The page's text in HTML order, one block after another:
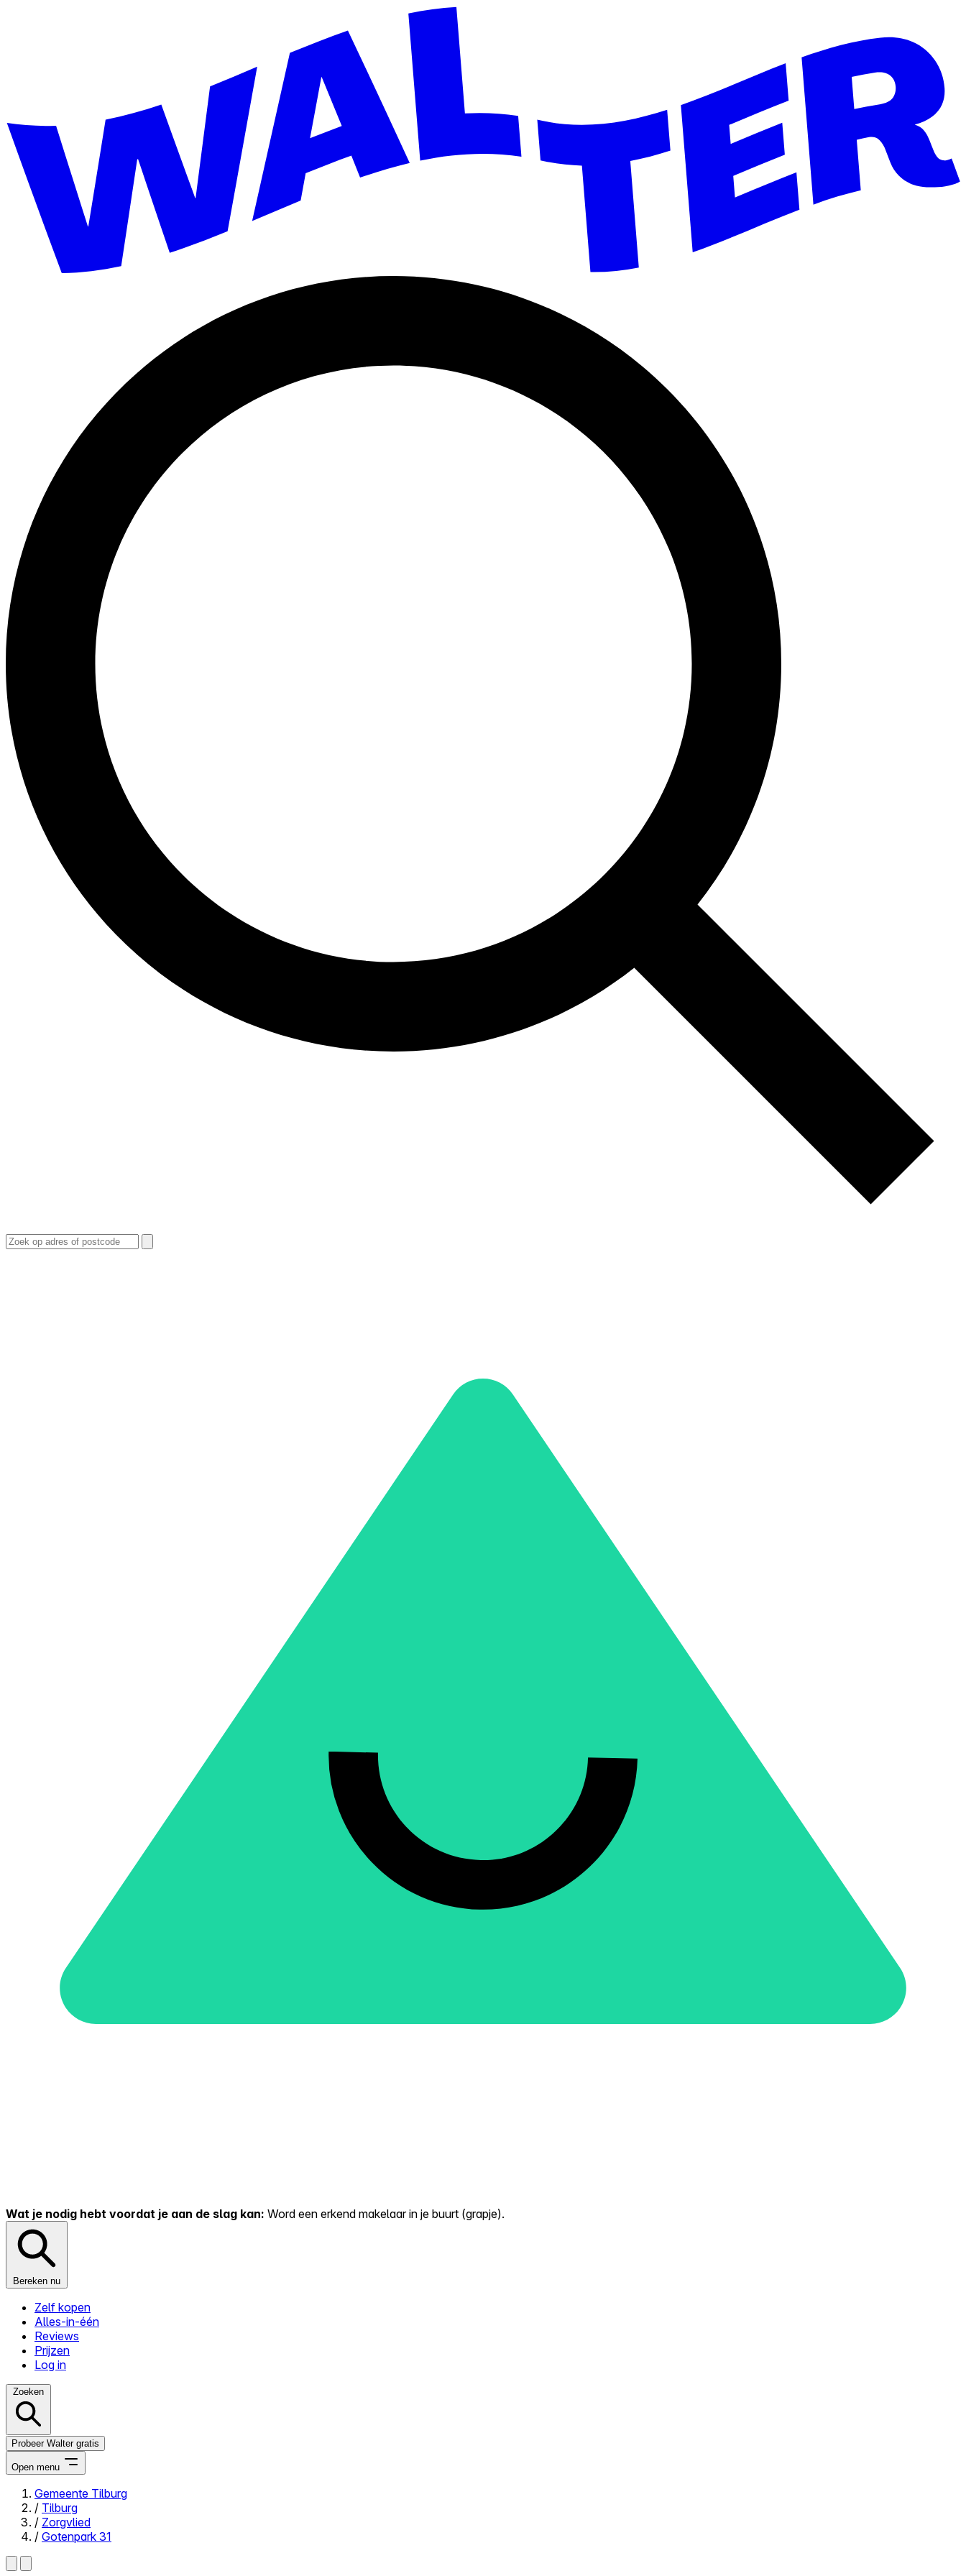
Wat je nodig hebt voordat je aan de slag kan: Word een erkend makelaar in je buurt (grapje).
Bereken nu
Zelf kopen
Alles-in-één
Reviews
Prijzen
Log in
Zoeken
Probeer Walter gratis
Open menu
Close menu
Gemeente Tilburg
/ Tilburg
/ Zorgvlied
/ Gotenpark 31